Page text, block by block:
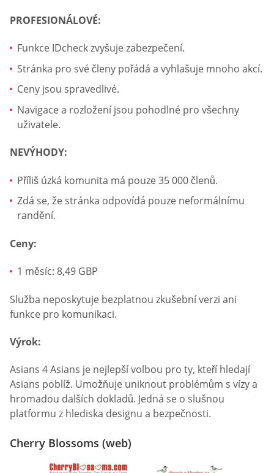
PROFESIONÁLOVÉ:
Funkce IDcheck zvyšuje zabezpečení.
Stránka pro své členy pořádá a vyhlašuje mnoho akcí.
Ceny jsou spravedlivé.
Navigace a rozložení jsou pohodlné pro všechny
uživatele.
NEVÝHODY:
Příliš úzká komunita má pouze 35 000 členů.
Zdá se, že stránka odpovídá pouze neformálnímu
randění.
Ceny:
1 měsíc: 8,49 GBP
Služba neposkytuje bezplatnou zkušební verzi ani
funkce pro komunikaci.
Výrok:
Asians 4 Asians je nejlepší volbou pro ty, kteří hledají
Asians poblíž. Umožňuje uniknout problémům s vízy a
hromadou dalších dokladů. Jedná se o slušnou
platformu z hlediska designu a bezpečnosti.
Cherry Blossoms (web)